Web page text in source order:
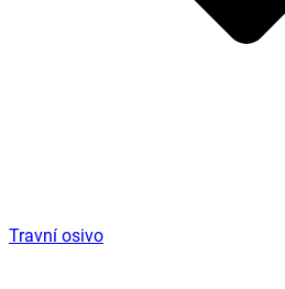
Travní osivo